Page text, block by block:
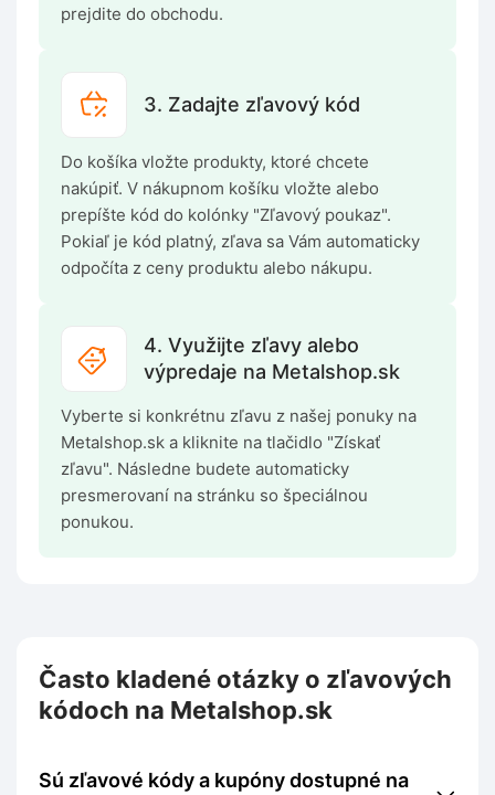
prejdite do obchodu.
3. Zadajte zľavový kód
Do košíka vložte produkty, ktoré chcete
nakúpiť. V nákupnom košíku vložte alebo
prepíšte kód do kolónky "Zľavový poukaz".
Pokiaľ je kód platný, zľava sa Vám automaticky
odpočíta z ceny produktu alebo nákupu.
4. Využijte zľavy alebo
výpredaje na Metalshop.sk
Vyberte si konkrétnu zľavu z našej ponuky na
Metalshop.sk a kliknite na tlačidlo "Získať
zľavu". Následne budete automaticky
presmerovaní na stránku so špeciálnou
ponukou.
Často kladené otázky o zľavových
kódoch na Metalshop.sk
Sú zľavové kódy a kupóny dostupné na